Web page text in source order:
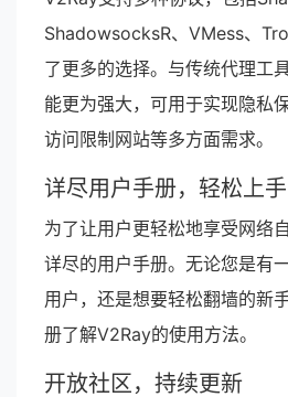
ShadowsocksR、VMess、
了更多的选择。与传统代理工
能更为强大，可用于实现隐私
访问限制网站等多方面需求。
详尽用户手册，轻松上手
为了让用户更轻松地享受网络
详尽的用户手册。无论您是有
用户，还是想要轻松翻墙的新
册了解V2Ray的使用方法。
开放社区，持续更新